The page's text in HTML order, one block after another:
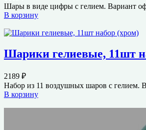
Шары в виде цифры с гелием. Вариант
В корзину
Шарики гелиевые, 11шт
2189 ₽
Набор из 11 воздушных шаров с гелием.
В корзину